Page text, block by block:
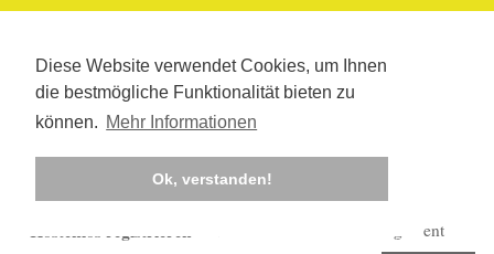
Diese Website verwendet Cookies, um Ihnen
die bestmögliche Funktionalität bieten zu
können. Mehr Informationen
Ok, verstanden!
Kostenlos registrieren
Corona-Management